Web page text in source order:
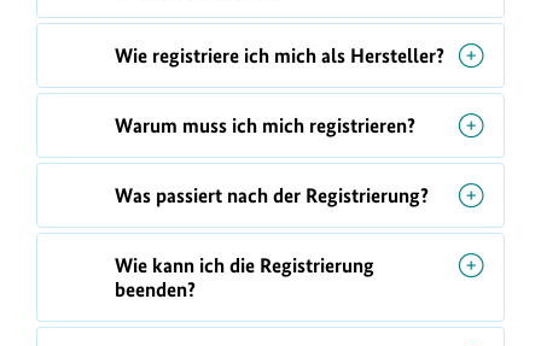
Wie registriere ich mich als Hersteller?
Warum muss ich mich registrieren?
Was passiert nach der Registrierung?
Wie kann ich die Registrierung
beenden?